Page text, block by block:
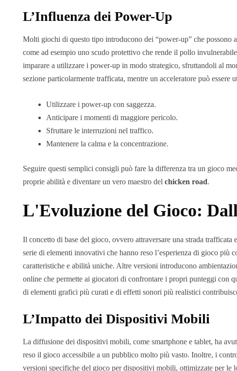
L’Influenza dei Power-Up
Molti giochi di questo tipo introducono dei “power-up” che possono
come ad esempio uno scudo protettivo che rende il pollo
imparare a utilizzare i power-up in modo strategico, sfruttandoli al
sezione particolarmente trafficata, mentre un acceleratore può essere
Utilizzare i power-up con saggezza.
Anticipare i momenti di maggiore pericolo.
Sfruttare le interruzioni nel traffico.
Mantenere la calma e la concentrazione.
Seguire questi semplici consigli può fare la differenza tra un gioco
proprie abilità e diventare un vero maestro del chicken road.
L'Evoluzione del Gioco:
Il concetto di base del gioco, ovvero attraversare una strada
serie di elementi innovativi che hanno reso l’esperienza di gioco
caratteristiche e abilità uniche. Altre versioni introducono
online che permette ai giocatori di confrontare i propri punteggi con
di elementi grafici più curati e di effetti sonori più realistici
L’Impatto dei Dispositivi Mobili
La diffusione dei dispositivi mobili, come smartphone e tablet, ha
reso il gioco accessibile a un pubblico molto più vasto. Inoltre, i
versioni specifiche del gioco per dispositivi mobili, ottimizzate per le